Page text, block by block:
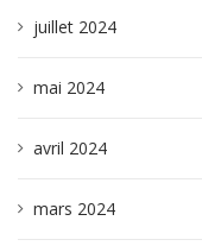
juillet 2024
mai 2024
avril 2024
mars 2024